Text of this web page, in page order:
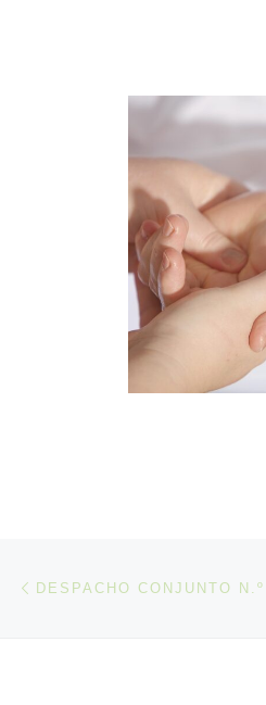
Post navigation
DESPACHO CONJUNTO